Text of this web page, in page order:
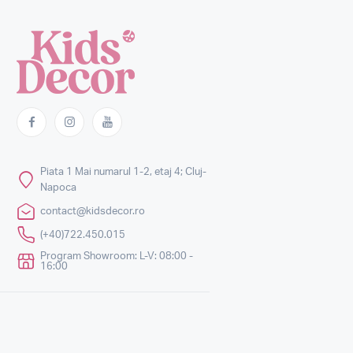
Piata 1 Mai numarul 1-2, etaj 4; Cluj-
Napoca
contact@kidsdecor.ro
(+40)722.450.015
Program Showroom: L-V: 08:00 -
16:00